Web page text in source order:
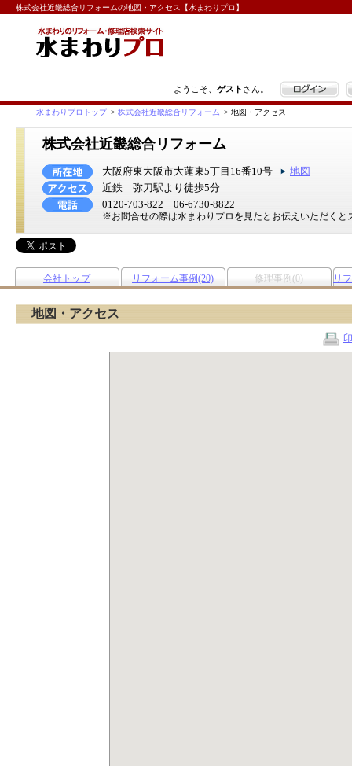
株式会社近畿総合リフォームの地図・アクセス【水まわりプロ】
ようこそ、 ゲスト さん。 ログイン
水まわりプロトップ > 株式会社近畿総合リフォーム > 地図・アクセス
株式会社近畿総合リフォーム
大阪府東大阪市大蓮東5丁目16番10号
地図
近鉄 弥刀駅より徒歩5分
0120-703-822 06-6730-8822
※お問合せの際は水まわりプロを見たとお伝えいただくと
会社トップ リフォーム事例(20) 修理事例(0) リ
地図・アクセス